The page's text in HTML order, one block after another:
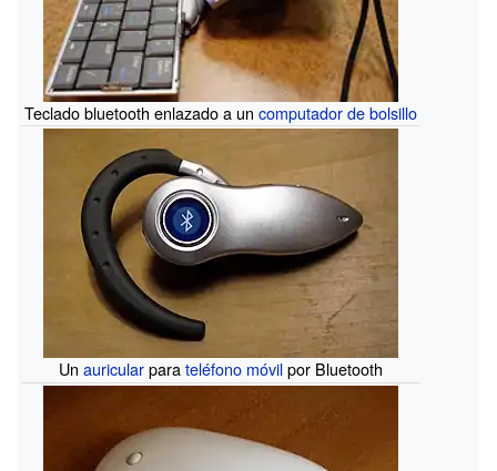
Teclado bluetooth enlazado a uncomputador de bolsillo
Unauricularparateléfono móvilpor Bluetooth